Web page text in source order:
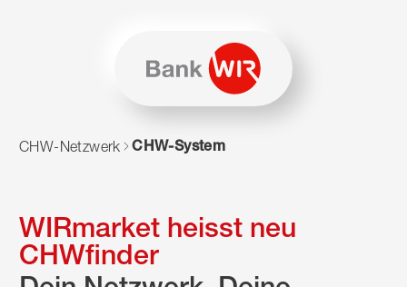
Zum Navigieren dieser Seite wird JavaScript benötigt.
CHW-Netzwerk CHW-System
WIRmarket heisst neu
CHWfinder